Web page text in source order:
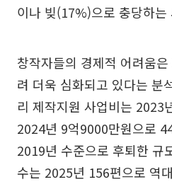
이나 빚(17%)으로 충당하는
창작자들의 경제적 어려움
려 더욱 심화되고 있다는 분
리 제작지원 사업비는 2023
2024년 9억9000만원으로
2019년 수준으로 후퇴한 규
수는 2025년 156편으로 역